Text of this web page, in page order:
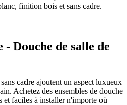
finition bois et sans cadre.
- Douche de salle de
cadre ajoutent un aspect luxueux
Achetez des ensembles de douche
et faciles à installer n'importe où